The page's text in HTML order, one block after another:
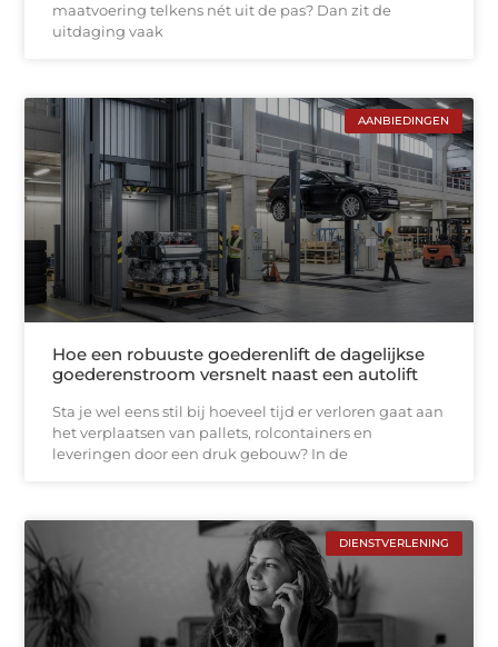
maatvoering telkens nét uit de pas? Dan zit de
uitdaging vaak
AANBIEDINGEN
Hoe een robuuste goederenlift de dagelijkse
goederenstroom versnelt naast een autolift
Sta je wel eens stil bij hoeveel tijd er verloren gaat aan
het verplaatsen van pallets, rolcontainers en
leveringen door een druk gebouw? In de
DIENSTVERLENING